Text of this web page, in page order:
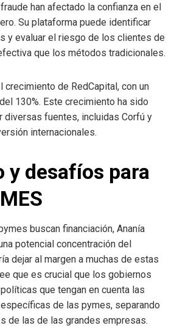
han afectado la confianza en el
Su plataforma puede identificar
y evaluar el riesgo de los clientes de
que los métodos tradicionales.
crecimiento de RedCapital, con un
130%. Este crecimiento ha sido
diversas fuentes, incluidas Corfú y
internacionales.
y desafíos para
buscan financiación, Ananía
potencial concentración del
dejar al margen a muchas de estas
que es crucial que los gobiernos
que tengan en cuenta las
de las pymes, separando
de las de las grandes empresas.